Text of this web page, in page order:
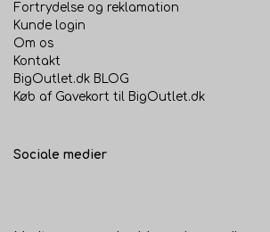
Fortrydelse og reklamation
Kunde login
Om os
Kontakt
BigOutlet.dk BLOG
Køb af Gavekort til BigOutlet.dk
Sociale medier